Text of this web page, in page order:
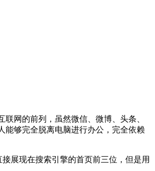
网的前列，虽然微信、微博、头条、
能够完全脱离电脑进行办公，完全依赖
展现在搜索引擎的首页前三位，但是用